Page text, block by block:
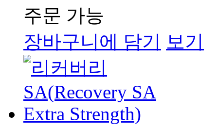
주문 가능
장바구니에 담기 보기